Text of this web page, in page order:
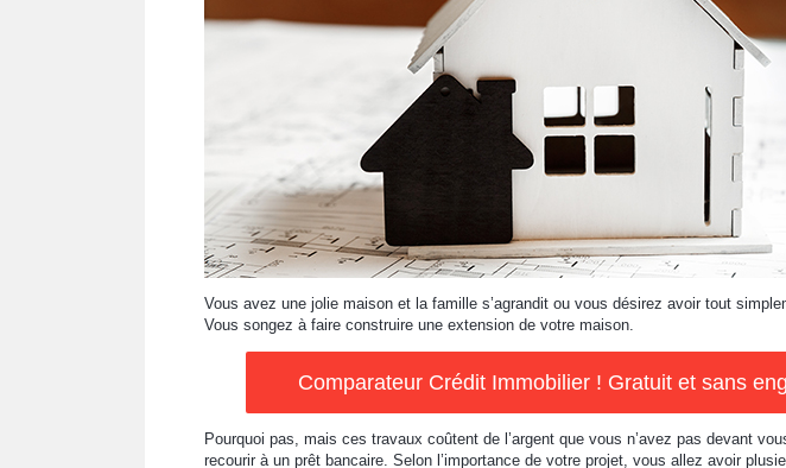
Vous avez une jolie maison et la famille s’agrandit ou vous désirez avoir tout
Vous songez à faire construire une extension de votre maison.
Comparateur Crédit Immobilier ! Gratuit et sans
Pourquoi pas, mais ces travaux coûtent de l’argent que vous n’avez pas devant
recourir à un prêt bancaire. Selon l’importance de votre projet, vous allez avoir